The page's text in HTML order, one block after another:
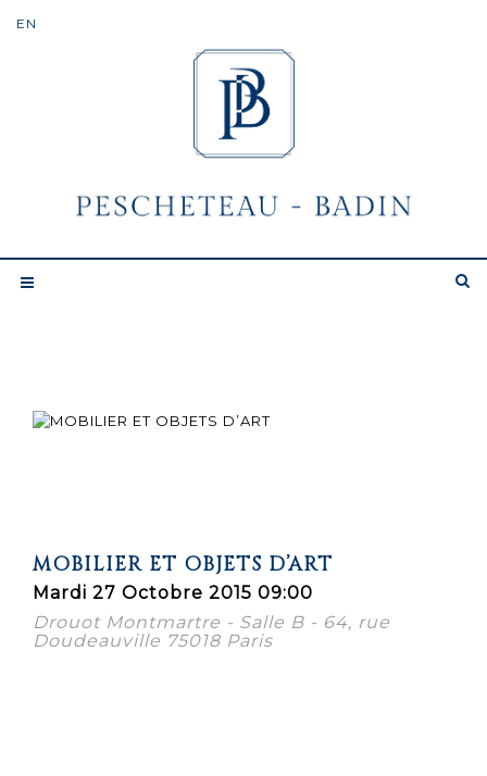
MOBILIER ET OBJETS D’ART
Mardi 27 Octobre 2015 09:00
Drouot Montmartre - Salle B - 64, rue
Doudeauville 75018 Paris